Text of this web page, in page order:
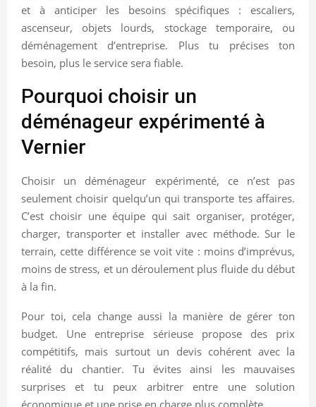
et à anticiper les besoins spécifiques : escaliers,
ascenseur, objets lourds, stockage temporaire, ou
déménagement d’entreprise. Plus tu précises ton
besoin, plus le service sera fiable.
Pourquoi choisir un
déménageur expérimenté à
Vernier
Choisir un déménageur expérimenté, ce n’est pas
seulement choisir quelqu’un qui transporte tes affaires.
C’est choisir une équipe qui sait organiser, protéger,
charger, transporter et installer avec méthode. Sur le
terrain, cette différence se voit vite : moins d’imprévus,
moins de stress, et un déroulement plus fluide du début
à la fin.
Pour toi, cela change aussi la manière de gérer ton
budget. Une entreprise sérieuse propose des prix
compétitifs, mais surtout un devis cohérent avec la
réalité du chantier. Tu évites ainsi les mauvaises
surprises et tu peux arbitrer entre une solution
économique et une prise en charge plus complète.